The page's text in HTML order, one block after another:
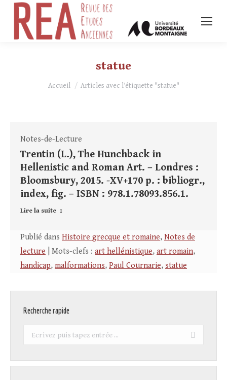
statue
Vous êtes ici :
Accueil Articles avec l’étiquette "statue"
Notes-de-Lecture
Trentin (L.), The Hunchback in
Hellenistic and Roman Art. – Londres :
Bloomsbury, 2015. -XV+170 p. : bibliogr.,
index, fig. – ISBN : 978.1.78093.856.1.
Lire la suite
Publié dans Histoire grecque et romaine, Notes de
lecture | Mots-clefs : art hellénistique, art romain,
handicap, malformations, Paul Cournarie, statue
Recherche rapide
Recherche